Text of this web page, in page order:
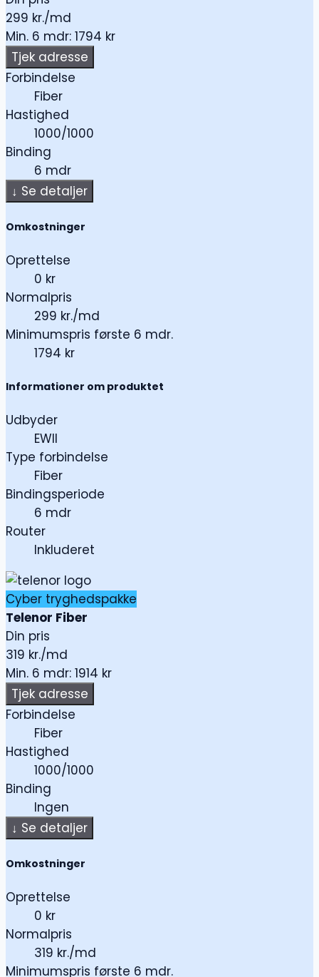
299 kr./md
Min. 6 mdr: 1794 kr
Tjek adresse
Forbindelse
Fiber
Hastighed
1000/1000
Binding
6 mdr
↓ Se detaljer
Omkostninger
Oprettelse
0 kr
Normalpris
299 kr./md
Minimumspris første 6 mdr.
1794 kr
Informationer om produktet
Udbyder
EWII
Type forbindelse
Fiber
Bindingsperiode
6 mdr
Router
Inkluderet
Cyber tryghedspakke
Telenor Fiber
Din pris
319 kr./md
Min. 6 mdr: 1914 kr
Tjek adresse
Forbindelse
Fiber
Hastighed
1000/1000
Binding
Ingen
↓ Se detaljer
Omkostninger
Oprettelse
0 kr
Normalpris
319 kr./md
Minimumspris første 6 mdr.